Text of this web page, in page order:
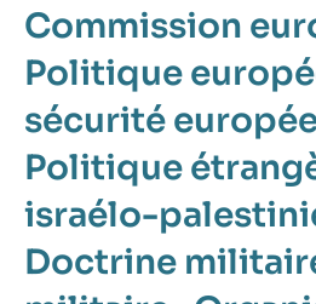
Commission
Politique
sécurité
Politique
israélo-
Doctrine